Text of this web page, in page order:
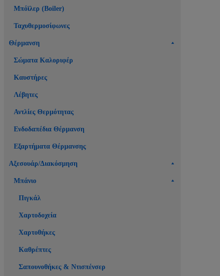
Μπόϊλερ (Boiler)
Ταχυθερμοσίφωνες
Θέρμανση
Σώματα Καλοριφέρ
Καυστήρες
Λέβητες
Αντλίες Θερμότητας
Ενδοδαπέδια Θέρμανση
Εξαρτήματα Θέρμανσης
Αξεσουάρ/Διακόσμηση
Μπάνιο
Πιγκάλ
Χαρτοδοχεία
Χαρτοθήκες
Καθρέπτες
Σαπουνοθήκες & Ντισπένσερ